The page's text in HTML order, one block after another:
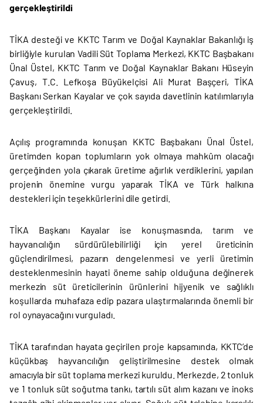
gerçekleştirildi
TİKA desteği ve KKTC Tarım ve Doğal Kaynaklar Bakanlığı iş
birliğiyle kurulan Vadili Süt Toplama Merkezi, KKTC Başbakanı
Ünal Üstel, KKTC Tarım ve Doğal Kaynaklar Bakanı Hüseyin
Çavuş, T.C. Lefkoşa Büyükelçisi Ali Murat Başçeri, TİKA
Başkanı Serkan Kayalar ve çok sayıda davetlinin katılımlarıyla
gerçekleştirildi.
Açılış programında konuşan KKTC Başbakanı Ünal Üstel,
üretimden kopan toplumların yok olmaya mahkûm olacağı
gerçeğinden yola çıkarak üretime ağırlık verdiklerini, yapılan
projenin önemine vurgu yaparak TİKA ve Türk halkına
destekleri için teşekkürlerini dile getirdi.
TİKA Başkanı Kayalar ise konuşmasında, tarım ve
hayvancılığın sürdürülebilirliği için yerel üreticinin
güçlendirilmesi, pazarın dengelenmesi ve yerli üretimin
desteklenmesinin hayati öneme sahip olduğuna değinerek
merkezin süt üreticilerinin ürünlerini hijyenik ve sağlıklı
koşullarda muhafaza edip pazara ulaştırmalarında önemli bir
rol oynayacağını vurguladı.
TİKA tarafından hayata geçirilen proje kapsamında, KKTC’de
küçükbaş hayvancılığın geliştirilmesine destek olmak
amacıyla bir süt toplama merkezi kuruldu. Merkezde, 2 tonluk
ve 1 tonluk süt soğutma tankı, tartılı süt alım kazanı ve inoks